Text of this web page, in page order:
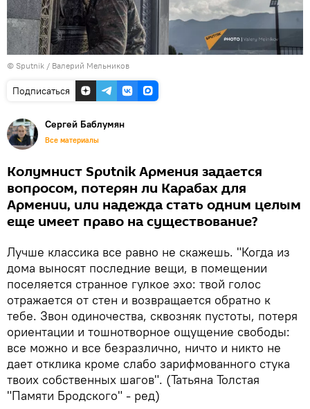
© Sputnik / Валерий Мельников
Подписаться
Сергей Баблумян
Все материалы
Колумнист Sputnik Армения задается
вопросом, потерян ли Карабах для
Армении, или надежда стать одним целым
еще имеет право на существование?
Лучше классика все равно не скажешь. "Когда из
дома выносят последние вещи, в помещении
поселяется странное гулкое эхо: твой голос
отражается от стен и возвращается обратно к
тебе. Звон одиночества, сквозняк пустоты, потеря
ориентации и тошнотворное ощущение свободы:
все можно и все безразлично, ничто и никто не
дает отклика кроме слабо зарифмованного стука
твоих собственных шагов". (Татьяна Толстая
"Памяти Бродского" - ред)